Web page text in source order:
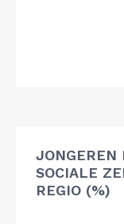
JONGEREN
SOCIALE
REGIO (%)